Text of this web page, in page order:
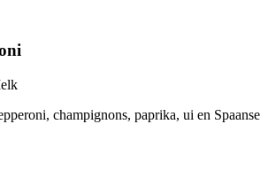
champignons, paprika, ui en Spaanse